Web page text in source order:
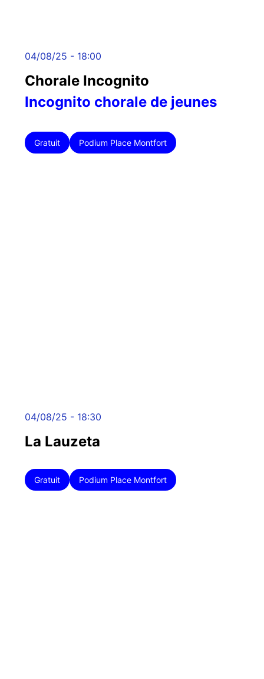
04/08/25 - 18:00
Chorale Incognito
Incognito chorale de jeunes
Gratuit Podium Place Montfort
04/08/25 - 18:30
La Lauzeta
Gratuit Podium Place Montfort